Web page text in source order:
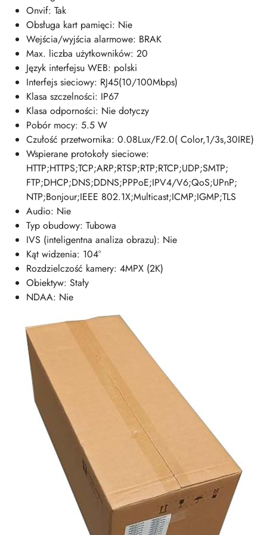
Onvif: Tak
Obsługa kart pamięci: Nie
Wejścia/wyjścia alarmowe: BRAK
Max. liczba użytkowników: 20
Język interfejsu WEB: polski
Interfejs sieciowy: RJ45(10/100Mbps)
Klasa szczelności: IP67
Klasa odporności: Nie dotyczy
Pobór mocy: 5.5 W
Czułość przetwornika: 0.08Lux/F2.0( Color,1/3s,30IRE)
Wspierane protokoły sieciowe:
HTTP;HTTPS;TCP;ARP;RTSP;RTP;RTCP;UDP;SMTP;
FTP;DHCP;DNS;DDNS;PPPoE;IPV4/V6;QoS;UPnP;
NTP;Bonjour;IEEE 802.1X;Multicast;ICMP;IGMP;TLS
Audio: Nie
Typ obudowy: Tubowa
IVS (inteligentna analiza obrazu): Nie
Kąt widzenia: 104°
Rozdzielczość kamery: 4MPX (2K)
Obiektyw: Stały
NDAA: Nie